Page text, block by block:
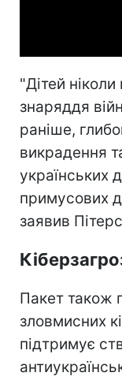
"Дітей
знаряддя
раніше,
викрадення
українських
примусових
заявив
Пакет також
зловмисних
підтримує